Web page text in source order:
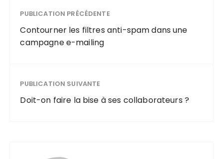
PUBLICATION PRÉCÉDENTE
Contourner les filtres anti-spam dans une
campagne e-mailing
PUBLICATION SUIVANTE
Doit-on faire la bise à ses collaborateurs ?